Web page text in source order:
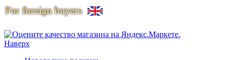
Наверх